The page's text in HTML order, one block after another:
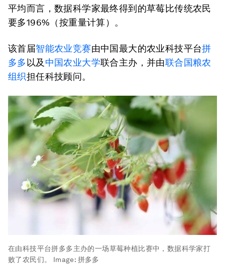
平均而言，数据科学家最终得到的草莓比传统农民
要多196%（按重量计算）。
该首届智能农业竞赛由中国最大的农业科技平台拼
多多 以及 中国农业大学联合主办，并由联合国粮农
组织担任科技顾问。
在由科技平台拼多多主办的一场草莓种植比赛中，数据科学家打
败了农民们。
Image: 拼多多